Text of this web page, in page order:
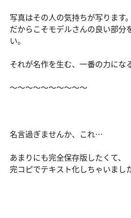
写真はその人の気持ちが写ります。
だからこそモデルさんの良い部分
い。
それが名作を生む、一番の力にな
～～～～～～～～～～
名言過ぎませんか、これ…
あまりにも完全保存版したくて、
完コピでテキスト化しちゃいまし